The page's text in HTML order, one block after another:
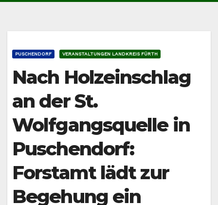
PUSCHENDORF VERANSTALTUNGEN LANDKREIS FÜRTH
Nach Holzeinschlag
an der St.
Wolfgangsquelle in
Puschendorf:
Forstamt lädt zur
Begehung ein